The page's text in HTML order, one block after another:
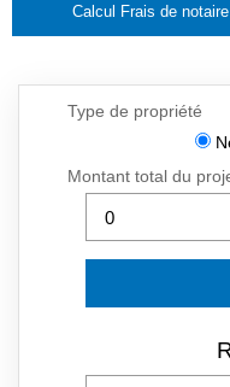
Calcul Frais de notaire